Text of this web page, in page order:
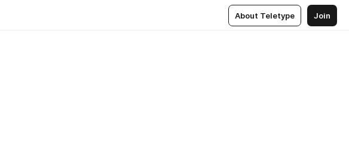
About Teletype Join